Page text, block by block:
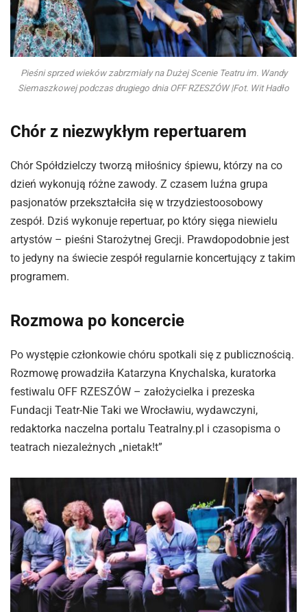
Pieśni sprzed wieków zabrzmiały na Dużej Scenie Teatru im. Wandy
Siemaszkowej podczas drugiego dnia OFF RZESZÓW |Fot. Wit Hadło
Chór z niezwykłym repertuarem
Chór Spółdzielczy tworzą miłośnicy śpiewu, którzy na co
dzień wykonują różne zawody. Z czasem luźna grupa
pasjonatów przekształciła się w trzydziestoosobowy
zespół. Dziś wykonuje repertuar, po który sięga niewielu
artystów – pieśni Starożytnej Grecji. Prawdopodobnie jest
to jedyny na świecie zespół regularnie koncertujący z takim
programem.
Rozmowa po koncercie
Po występie członkowie chóru spotkali się z publicznością.
Rozmowę prowadziła Katarzyna Knychalska, kuratorka
festiwalu OFF RZESZÓW – założycielka i prezeska
Fundacji Teatr-Nie Taki we Wrocławiu, wydawczyni,
redaktorka naczelna portalu Teatralny.pl i czasopisma o
teatrach niezależnych „nietak!t”